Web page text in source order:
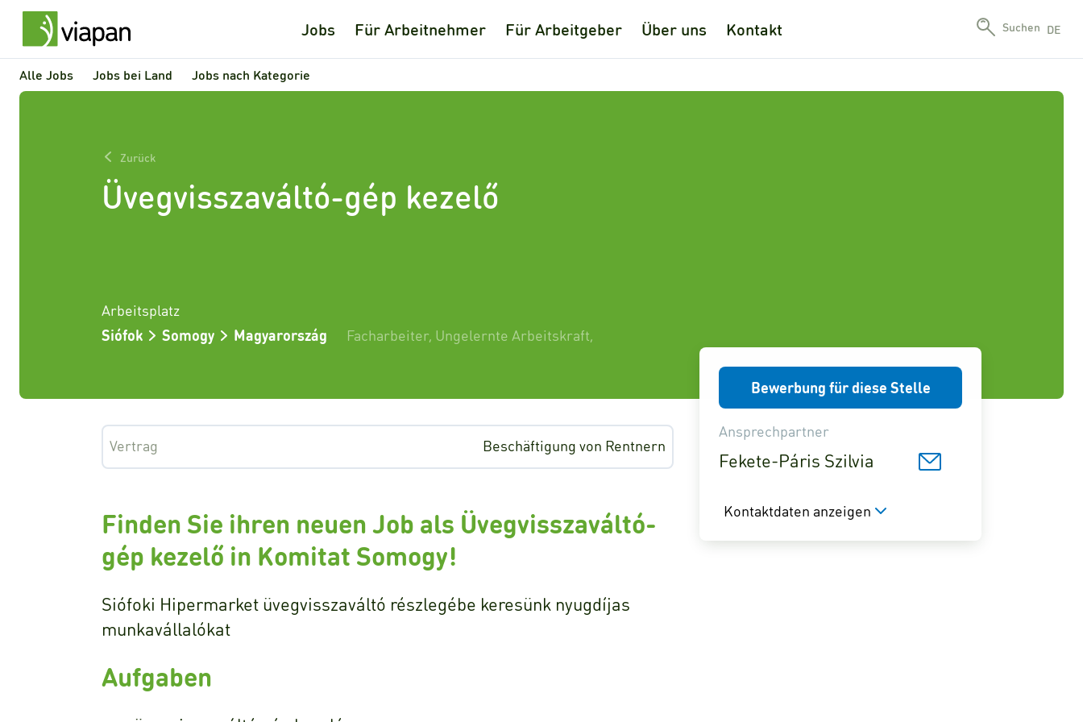
Jobs Für Arbeitnehmer Für Arbeitgeber Über uns Kontakt Suchen DE
Alle Jobs Jobs bei Land Jobs nach Kategorie
Zurück
Üvegvisszaváltó-gép kezelő
Arbeitsplatz
Siófok
Somogy Magyarország Facharbeiter, Ungelernte Arbeitskraft,
Vertrag Beschäftigung von Rentnern
Finden Sie ihren neuen Job als Üvegvisszaváltó-
gép kezelő in Komitat Somogy!
Siófoki Hipermarket üvegvisszaváltó részlegébe keresünk nyugdíjas
munkavállalókat
Aufgaben
Bewerbung für diese Stelle
Ansprechpartner
Fekete-Páris Szilvia
Kontaktdaten anzeigen